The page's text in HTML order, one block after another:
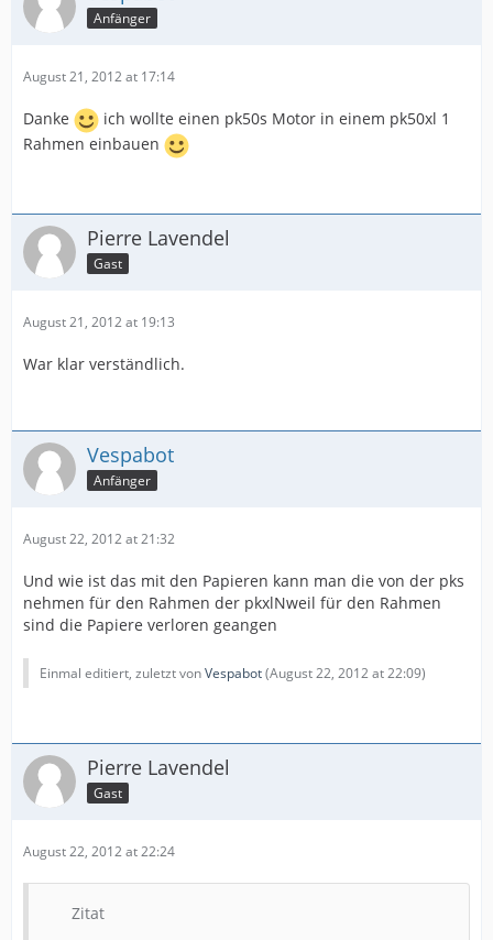
Anfänger
August 21, 2012 at 17:14
Danke
ich wollte einen pk50s Motor in einem pk50xl 1
Rahmen einbauen
Pierre Lavendel
Gast
August 21, 2012 at 19:13
War klar verständlich.
Vespabot
Anfänger
August 22, 2012 at 21:32
Und wie ist das mit den Papieren kann man die von der pks
nehmen für den Rahmen der pkxlNweil für den Rahmen
sind die Papiere verloren geangen
Einmal editiert, zuletzt vonVespabot(August 22, 2012 at 22:09)
Pierre Lavendel
Gast
August 22, 2012 at 22:24
Zitat